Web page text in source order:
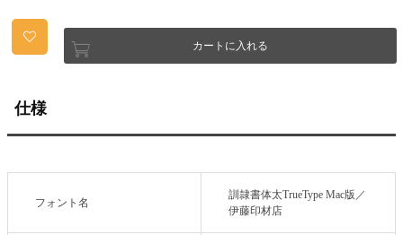
カートに入れる
仕様
フォント名
訓隷書体太TrueType Mac版／
伊藤印材店